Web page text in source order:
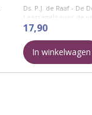
Ds. P.J. de Raaf - De
Leerregels over de
Gods verkiezing is
dichtgetimmerde,
geopende deur. Daar
duidelijk ...
17,90
In winkelwagen